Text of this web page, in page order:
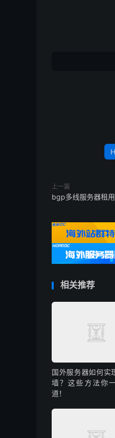
2、机房位置优
HopeIDC是十
器，接入电信、
险。企业可按
上一篇
bgp多线服务器租
相关推荐
国外服务器如何实
墙？这些方法你
道！